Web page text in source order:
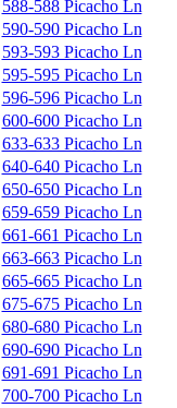
588-588 Picacho Ln
590-590 Picacho Ln
593-593 Picacho Ln
595-595 Picacho Ln
596-596 Picacho Ln
600-600 Picacho Ln
633-633 Picacho Ln
640-640 Picacho Ln
650-650 Picacho Ln
659-659 Picacho Ln
661-661 Picacho Ln
663-663 Picacho Ln
665-665 Picacho Ln
675-675 Picacho Ln
680-680 Picacho Ln
690-690 Picacho Ln
691-691 Picacho Ln
700-700 Picacho Ln